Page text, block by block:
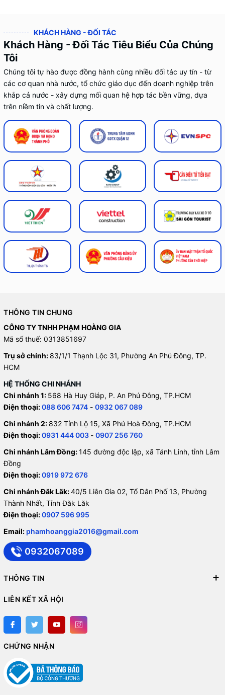
KHÁCH HÀNG - ĐỐI TÁC
Khách Hàng - Đối Tác Tiêu Biểu Của Chúng
Tôi
Chúng tôi tự hào được đồng hành cùng nhiều đối tác uy tín - từ
các cơ quan nhà nước, tổ chức giáo dục đến doanh nghiệp trên
khắp cả nước - xây dựng mối quan hệ hợp tác bền vững, dựa
trên niềm tin và chất lượng.
THÔNG TIN CHUNG
CÔNG TY TNHH PHẠM HOÀNG GIA
Mã số thuế: 0313851697
Trụ sở chính: 83/1/1 Thạnh Lộc 31, Phường An Phú Đông, TP.
HCM
HỆ THỐNG CHI NHÁNH
Chi nhánh 1: 568 Hà Huy Giáp, P. An Phú Đông, TP.HCM
Điện thoại:088 606 7474 - 0932 067 089
Chi nhánh 2: 832 Tỉnh Lộ 15, Xã Phú Hoà Đông, TP.HCM
Điện thoại:0931 444 003 - 0907 256 760
Chi nhánh Lâm Đồng:145 đường độc lập, xã Tánh Linh, tỉnh Lâm
Đồng
Điện thoại:0919 972 676
Chi nhánh Đăk Lăk:40/5 Liên Gia 02, Tổ Dân Phố 13, Phường
Thành Nhất, Tỉnh Đăk Lăk
Điện thoại:0907 596 995
Email: phamhoanggia2016@gmail.com
0932067089
THÔNG TIN
LIÊN KẾT XÃ HỘI
CHỨNG NHẬN